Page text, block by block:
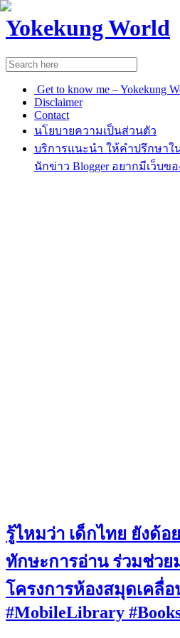
Yokekung World
Get to know me – Yokekung
Disclaimer
Contact
นโยบายความเป็นส่วนตัว
บริการแนะนำ ให้คำปรึกษาใ
นักข่าว Blogger อยากมีเว็บขอ
รู้ไหมว่า เด็กไทย ยังด้อ
ทักษะการอ่าน ร่วมช่วย
โครงการห้องสมุดเคลื่
#MobileLibrary